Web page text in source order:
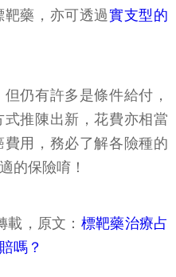
靶藥，亦可透過實支型的
仍有許多是條件給付，
推陳出新，花費亦相當
用，務必了解各險種的
的保險唷！
載，原文： 標靶藥治療占
嗎？